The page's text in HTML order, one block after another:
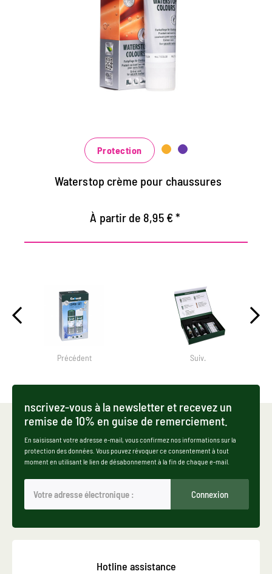
et d'imprégnation
Maintient tous les matériaux de cuir lisse et
de haute technologie avec effet
d'imprégnation
bleu, vert et rouge
Protection
Waterstop crème pour chaussures
À partir de 8,95 € *
Précédent Suiv.
nscrivez-vous à la newsletter et recevez un
remise de 10% en guise de remerciement.
En saisissant votre adresse e-mail, vous confirmez nos informations sur la
protection des données. Vous pouvez révoquer ce consentement à tout
moment en utilisant le lien de désabonnement à la fin de chaque e-mail.
Connexion
Hotline assistance